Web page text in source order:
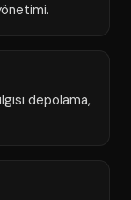
depolama,